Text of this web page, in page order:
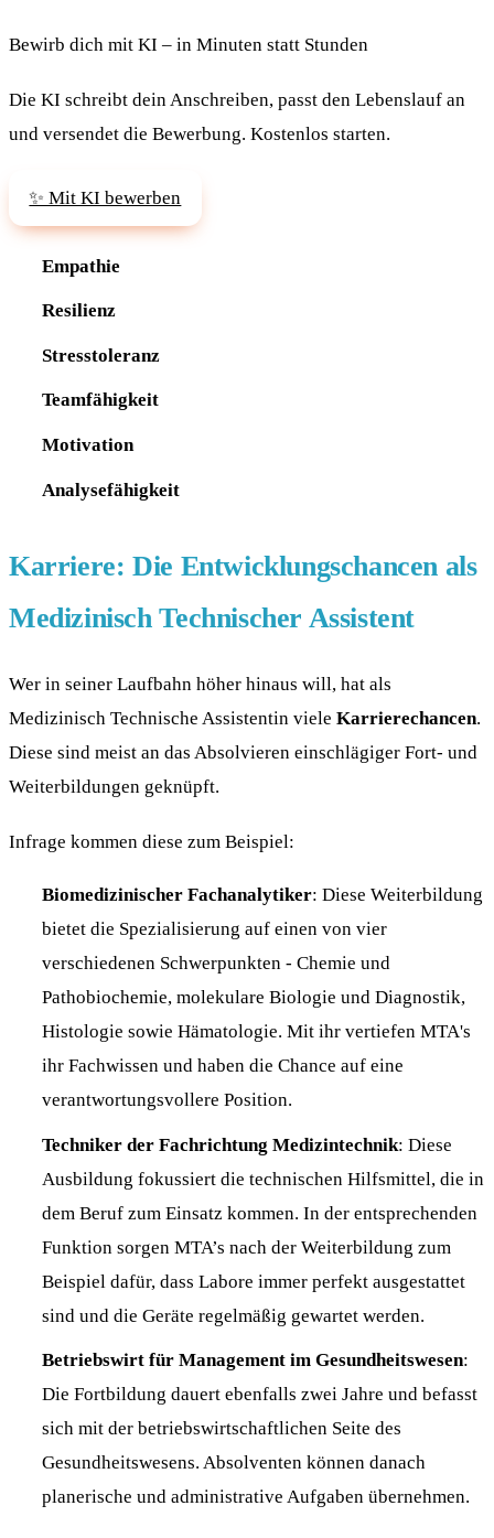
Bewirb dich mit KI – in Minuten statt Stunden
Die KI schreibt dein Anschreiben, passt den Lebenslauf an
und versendet die Bewerbung. Kostenlos starten.
✨ Mit KI bewerben
Empathie
Resilienz
Stresstoleranz
Teamfähigkeit
Motivation
Analysefähigkeit
Karriere: Die Entwicklungschancen als
Medizinisch Technischer Assistent
Wer in seiner Laufbahn höher hinaus will, hat als
Medizinisch Technische Assistentin viele Karrierechancen.
Diese sind meist an das Absolvieren einschlägiger Fort- und
Weiterbildungen geknüpft.
Infrage kommen diese zum Beispiel:
Biomedizinischer Fachanalytiker: Diese Weiterbildung
bietet die Spezialisierung auf einen von vier
verschiedenen Schwerpunkten - Chemie und
Pathobiochemie, molekulare Biologie und Diagnostik,
Histologie sowie Hämatologie. Mit ihr vertiefen MTA's
ihr Fachwissen und haben die Chance auf eine
verantwortungsvollere Position.
Techniker der Fachrichtung Medizintechnik: Diese
Ausbildung fokussiert die technischen Hilfsmittel, die in
dem Beruf zum Einsatz kommen. In der entsprechenden
Funktion sorgen MTA’s nach der Weiterbildung zum
Beispiel dafür, dass Labore immer perfekt ausgestattet
sind und die Geräte regelmäßig gewartet werden.
Betriebswirt für Management im Gesundheitswesen:
Die Fortbildung dauert ebenfalls zwei Jahre und befasst
sich mit der betriebswirtschaftlichen Seite des
Gesundheitswesens. Absolventen können danach
planerische und administrative Aufgaben übernehmen.